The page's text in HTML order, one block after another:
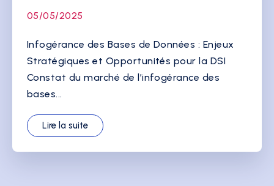
05/05/2025
Infogérance des Bases de Données : Enjeux
Stratégiques et Opportunités pour la DSI
Constat du marché de l’infogérance des
bases...
Lire la suite